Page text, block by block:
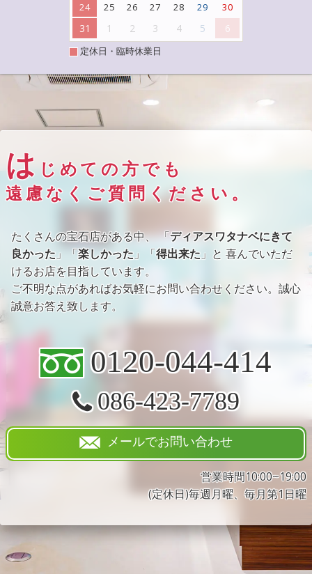
24
25 26 27 28 29 30
31 1 2 3 4 5 6
定休日・臨時休業日
はじめての方でも
遠慮なくご質問ください。
たくさんの宝石店がある中、 「ディアスワタナベにきて
良かった」「楽しかった 」「得出来た 」と 喜んでいただ
けるお店を目指しています。
ご不明な点があればお気軽にお問い合わせください。誠心
誠意お答え致します。
0120-044-414
086-423-7789
メールでお問い合わせ
営業時間10:00~19:00
(定休日)毎週月曜、毎月第1日曜